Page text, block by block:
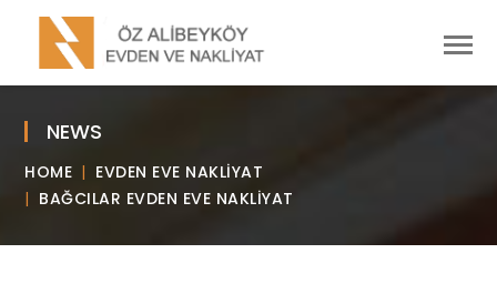
NEWS
HOME
EVDEN EVE NAKLIYAT
BAĞCILAR EVDEN EVE NAKLIYAT